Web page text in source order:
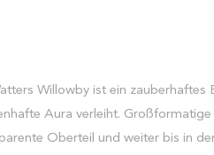
Willowby ist ein zauberhaftes
Aura verleiht.
Oberteil und weiter bis in